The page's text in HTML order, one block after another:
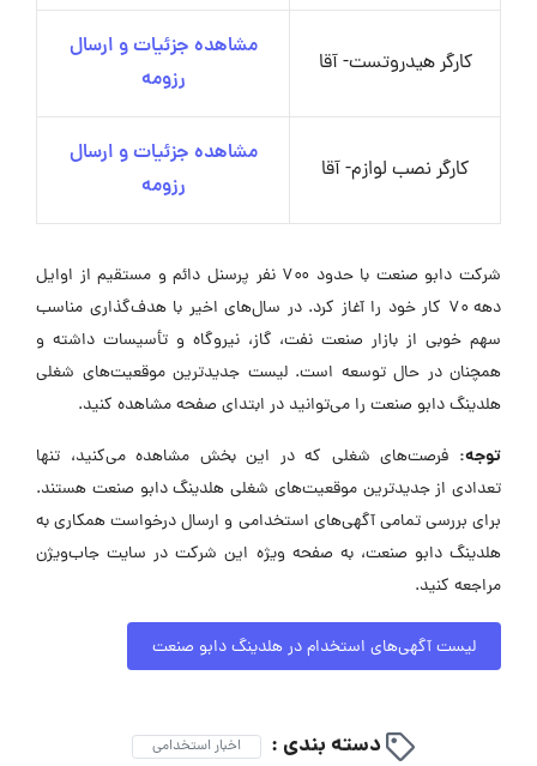
کارگر هیدروتست- آقا
مشاهده جزئیات و ارسال
رزومه
کارگر نصب لوازم- آقا
مشاهده جزئیات و ارسال
رزومه
شرکت دابو صنعت با حدود ۷۰۰ نفر پرسنل دائم و مستقیم از اوایل
دهه ۷۰ کار خود را آغاز کرد. در سال‌های اخیر با هدف‌گذاری مناسب
سهم خوبی از بازار صنعت نفت، گاز، نیروگاه و تأسیسات داشته و
همچنان در حال توسعه است. لیست جدیدترین موقعیت‌های شغلی
هلدینگ دابو صنعت را می‌توانید در ابتدای صفحه مشاهده کنید.
توجه: فرصت‌های شغلی که در این بخش مشاهده می‌کنید، تنها
تعدادی از جدیدترین موقعیت‌های شغلی هلدینگ دابو صنعت هستند.
برای بررسی تمامی آگهی‌های استخدامی و ارسال درخواست همکاری به
هلدینگ دابو صنعت، به صفحه ویژه این شرکت در سایت جاب‌ویژن
مراجعه کنید.
لیست آگهی‌های استخدام در هلدینگ دابو صنعت
دسته بندی : اخبار استخدامی